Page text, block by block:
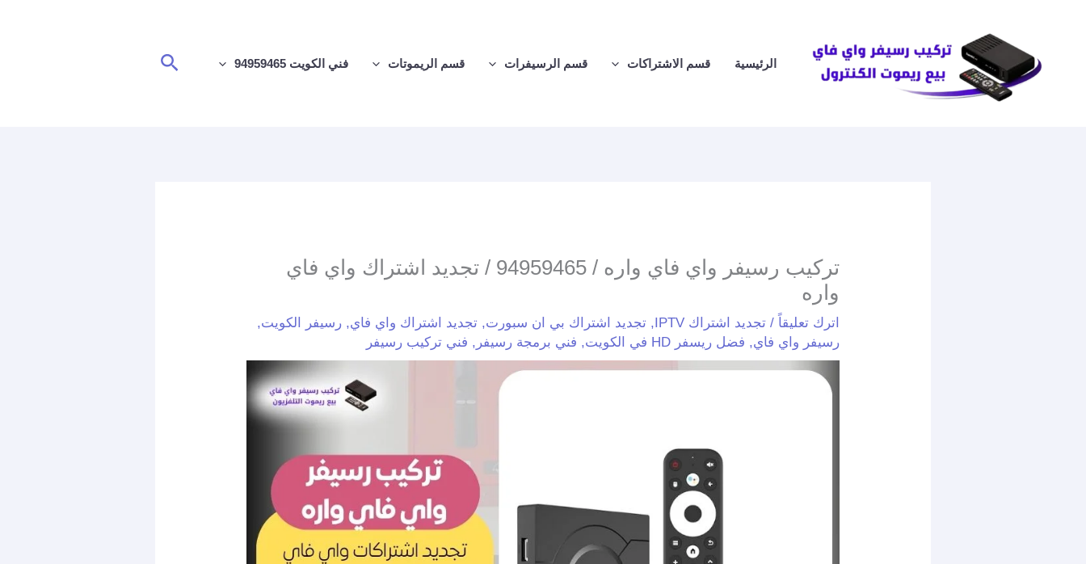
الرئيسية قسم الاشتراكات قسم الرسيفرات قسم الريموتات فني الكويت 94959465 البحث
تركيب رسيفر واي فاي واره / 94959465 / تجديد اشتراك واي فاي
واره
اترك تعليقاً /تجديد اشتراك IPTV ,تجديد اشتراك بي ان سبورت,تجديد اشتراك واي فاي,رسيفر الكويت,
رسيفر واي فاي, فضل ريسفر HD في الكويت , فني برمجة رسيفر , فني تركيب رسيفر